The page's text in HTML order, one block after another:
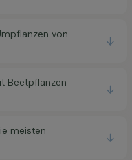
von
Beetpflanzen
meisten